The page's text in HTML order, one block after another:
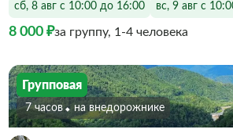
сб, 8 авг с 10:00 до 16:00 вс, 9 авг с
8 000 ₽за группу, 1-4 человека
Групповая
7 часов На внедорожнике